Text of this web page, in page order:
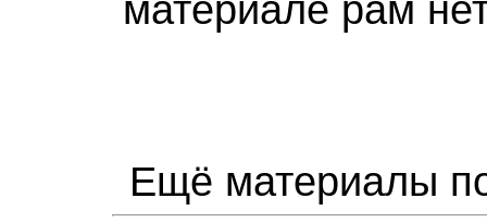
Ещё материалы